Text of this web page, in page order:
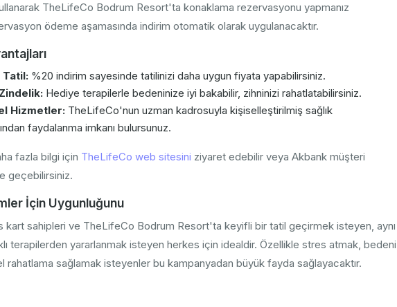
TheLifeCo Bodrum Resort'ta konaklama rezervasyonu yapmanız
ödeme aşamasında indirim otomatik olarak uygulanacaktır.
Tatil: %20 indirim sayesinde tatilinizi daha uygun fiyata yapabilirsiniz.
Hediye terapilerle bedeninize iyi bakabilir, zihninizi rahatlatabilirsiniz.
Hizmetler: TheLifeCo'nun uzman kadrosuyla kişiselleştirilmiş sağlık
faydalanma imkanı bulursunuz.
fazla bilgi için TheLifeCo web sitesini ziyaret edebilir veya Akbank müşteri
geçebilirsiniz.
İçin Uygunluğunu
kart sahipleri ve TheLifeCo Bodrum Resort'ta keyifli bir tatil geçirmek isteyen, aynı
terapilerden yararlanmak isteyen herkes için idealdir. Özellikle stres atmak, bedeni
rahatlama sağlamak isteyenler bu kampanyadan büyük fayda sağlayacaktır.